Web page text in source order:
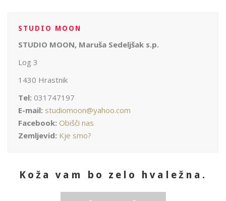
STUDIO MOON
STUDIO MOON, Maruša Sedeljšak s.p.
Log 3
1430 Hrastnik
Tel: 031747197
E-mail: studiomoon@yahoo.com
Facebook: Obišči nas
Zemljevid: Kje smo?
Koža vam bo zelo hvaležna.